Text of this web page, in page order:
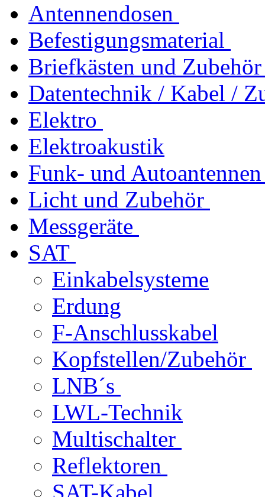
Antennendosen
Befestigungsmaterial
Briefkästen und Zubehör
Datentechnik / Kabel /
Elektro
Elektroakustik
Funk- und Autoantennen
Licht und Zubehör
Messgeräte
SAT
Einkabelsysteme
Erdung
F-Anschlusskabel
Kopfstellen/Zubehör
LNB´s
LWL-Technik
Multischalter
Reflektoren